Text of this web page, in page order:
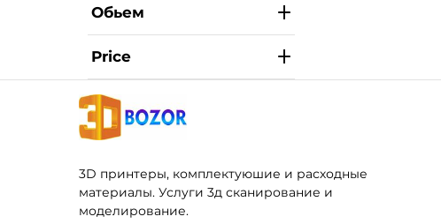
Обьем
Price
3D принтеры, комплектуюшие и расходные
материалы. Услуги 3д сканирование и
моделирование.